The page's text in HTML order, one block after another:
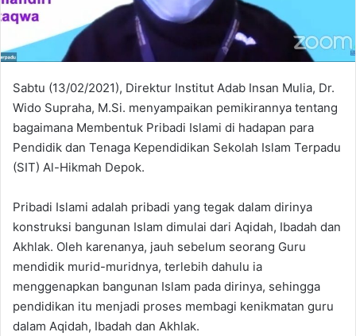
Sabtu (13/02/2021), Direktur Institut Adab Insan Mulia, Dr.
Wido Supraha, M.Si. menyampaikan pemikirannya tentang
bagaimana Membentuk Pribadi Islami di hadapan para
Pendidik dan Tenaga Kependidikan Sekolah Islam Terpadu
(SIT) Al-Hikmah Depok.
Pribadi Islami adalah pribadi yang tegak dalam dirinya
konstruksi bangunan Islam dimulai dari Aqidah, Ibadah dan
Akhlak. Oleh karenanya, jauh sebelum seorang Guru
mendidik murid-muridnya, terlebih dahulu ia
menggenapkan bangunan Islam pada dirinya, sehingga
pendidikan itu menjadi proses membagi kenikmatan guru
dalam Aqidah, Ibadah dan Akhlak.